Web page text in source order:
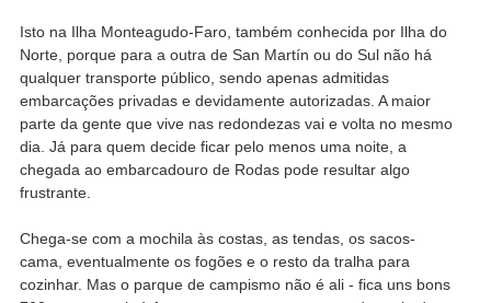
Isto na Ilha Monteagudo-Faro, também conhecida por Ilha do
Norte, porque para a outra de San Martín ou do Sul não há
qualquer transporte público, sendo apenas admitidas
embarcações privadas e devidamente autorizadas. A maior
parte da gente que vive nas redondezas vai e volta no mesmo
dia. Já para quem decide ficar pelo menos uma noite, a
chegada ao embarcadouro de Rodas pode resultar algo
frustrante.
Chega-se com a mochila às costas, as tendas, os sacos-
cama, eventualmente os fogões e o resto da tralha para
cozinhar. Mas o parque de campismo não é ali - fica uns bons